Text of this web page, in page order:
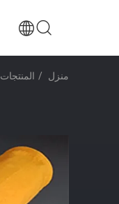
منزل / المنتجات